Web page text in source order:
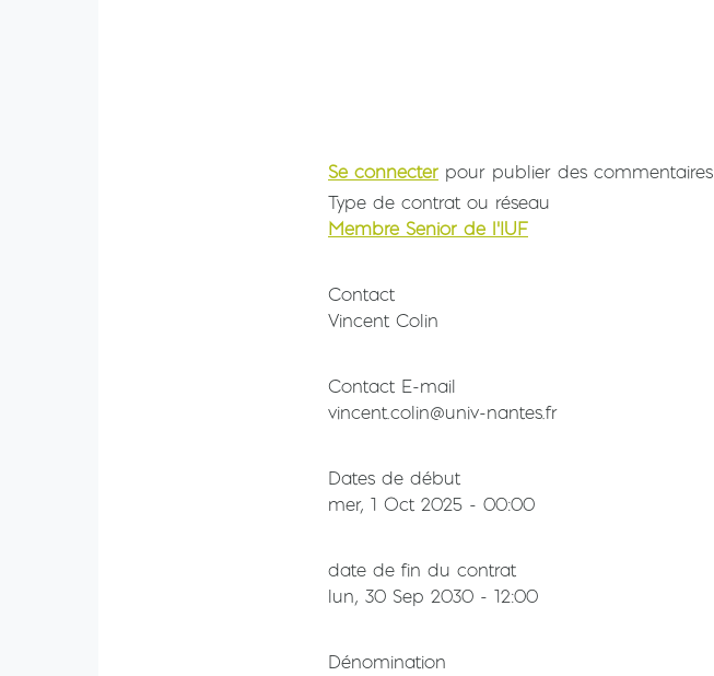
Se connecter pour publier des commentaires
Type de contrat ou réseau
Membre Senior de l'IUF
Contact
Vincent Colin
Contact E-mail
vincent.colin@univ-nantes.fr
Dates de début
mer, 1 Oct 2025 - 00:00
date de fin du contrat
lun, 30 Sep 2030 - 12:00
Dénomination